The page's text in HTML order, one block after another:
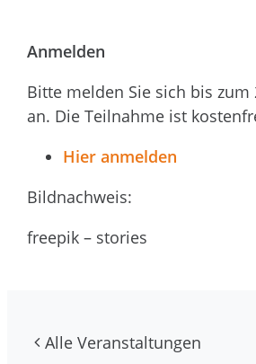
Anmelden
Bitte melden Sie sich bis zum
an. Die Teilnahme ist
Hier anmelden
Bildnachweis:
freepik – stories
Alle Veranstaltungen